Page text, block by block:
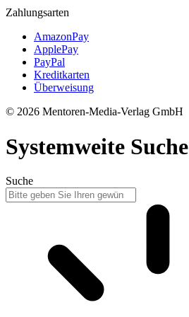
Zahlungsarten
AmazonPay
ApplePay
PayPal
Kreditkarten
Überweisung
© 2026 Mentoren-Media-Verlag GmbH
Systemweite Suche
Suche